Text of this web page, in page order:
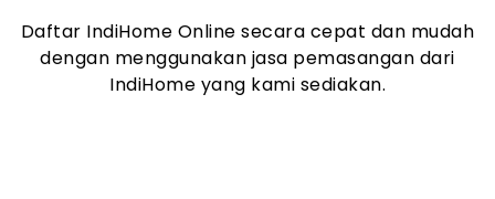
Daftar IndiHome Online secara cepat dan mudah
dengan menggunakan jasa pemasangan dari
IndiHome yang kami sediakan.